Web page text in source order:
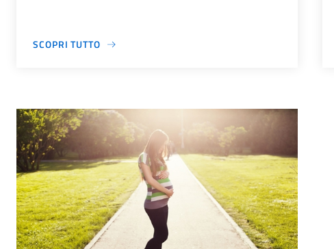
SCOPRI TUTTO